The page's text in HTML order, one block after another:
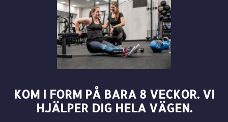
KOM I FORM PÅ BARA 8 VECKOR. VI
HJÄLPER DIG HELA VÄGEN.